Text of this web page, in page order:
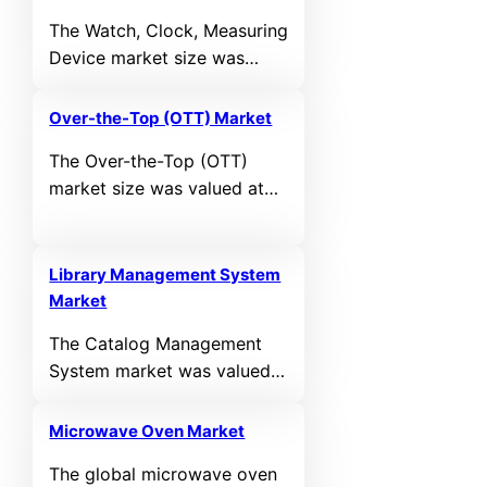
The Watch, Clock, Measuring
Device market size was
million in 2024 and is
205,785.8 million by 2032,
growing at a CAGR of 8.6%
Over-the-Top (OTT) Market
The Over-the-Top (OTT)
market size was valued at
USD 2,919,796 million by
2032, reflecting a CAGR of
period.
Library Management System
Market
The Catalog Management
System market was valued
and is anticipated to reach
2032, registering a CAGR of
Microwave Oven Market
The global microwave oven